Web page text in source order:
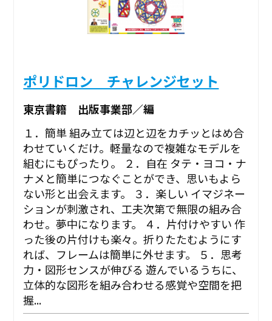
ポリドロン チャレンジセット
東京書籍 出版事業部／編
１．簡単 組み立ては辺と辺をカチッとはめ合
わせていくだけ。軽量なので複雑なモデルを
組むにもぴったり。 ２．自在 タテ・ヨコ・ナ
ナメと簡単につなぐことができ、思いもよら
ない形と出会えます。 ３．楽しい イマジネー
ションが刺激され、工夫次第で無限の組み合
わせ。夢中になります。 ４．片付けやすい 作
った後の片付けも楽々。折りたたむようにす
れば、フレームは簡単に外せます。 ５．思考
力・図形センスが伸びる 遊んでいるうちに、
立体的な図形を組み合わせる感覚や空間を把
握...